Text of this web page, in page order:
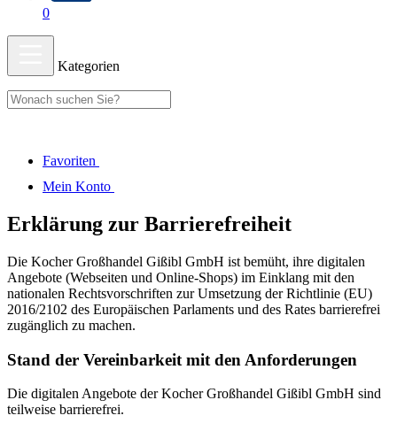
0
Kategorien
Favoriten
Mein Konto
Erklärung zur Barrierefreiheit
Die Kocher Großhandel Gißibl GmbH ist bemüht, ihre digitalen
Angebote (Webseiten und Online-Shops) im Einklang mit den
nationalen Rechtsvorschriften zur Umsetzung der Richtlinie (EU)
2016/2102 des Europäischen Parlaments und des Rates barrierefrei
zugänglich zu machen.
Stand der Vereinbarkeit mit den Anforderungen
Die digitalen Angebote der Kocher Großhandel Gißibl GmbH sind
teilweise barrierefrei.